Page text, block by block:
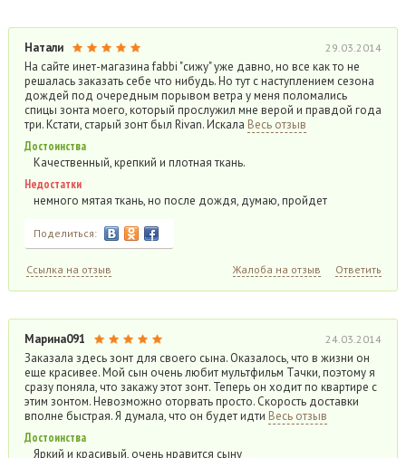
Натали 29.03.2014
На сайте инет-магазина fabbi "сижу" уже давно, но все как то не
решалась заказать себе что нибудь. Но тут с наступлением сезона
дождей под очередным порывом ветра у меня поломались
спицы зонта моего, который прослужил мне верой и правдой года
три. Кстати, старый зонт был Rivan. Искала Весь отзыв
Достоинства
Качественный, крепкий и плотная ткань.
Недостатки
немного мятая ткань, но после дождя, думаю, пройдет
Поделиться:
Ссылка на отзыв Жалоба на отзыв Ответить
Марина091 24.03.2014
Заказала здесь зонт для своего сына. Оказалось, что в жизни он
еще красивее. Мой сын очень любит мультфильм Тачки, поэтому я
сразу поняла, что закажу этот зонт. Теперь он ходит по квартире с
этим зонтом. Невозможно оторвать просто. Скорость доставки
вполне быстрая. Я думала, что он будет идти Весь отзыв
Достоинства
Яркий и красивый, очень нравится сыну